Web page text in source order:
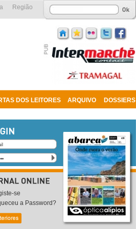
DOS LEITORES ARQUIVO DOSSIERS
Região
se
a Password?